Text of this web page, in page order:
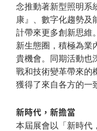
念推動著新型照明系
康』、數字化趨勢及
計帶來更多創新思維
新生態圈，積極為業
貴機會。同期活動也
戰和技術變革帶來的
獲得了來自各方的一
新時代，新擔當
本屆展會以「新時代